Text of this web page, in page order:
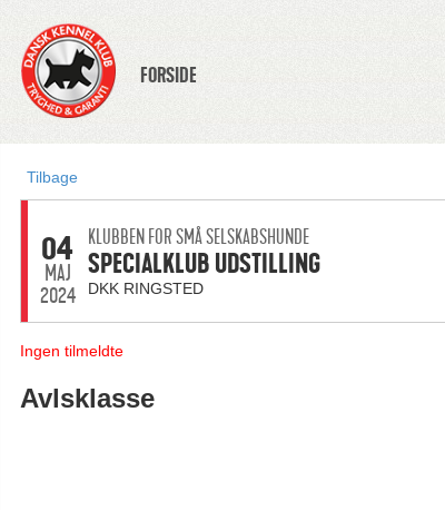
FORSIDE
Tilbage
04
MAJ
2024
KLUBBEN FOR SMÅ SELSKABSHUNDE
SPECIALKLUB UDSTILLING
DKK RINGSTED
Ingen tilmeldte
Avlsklasse